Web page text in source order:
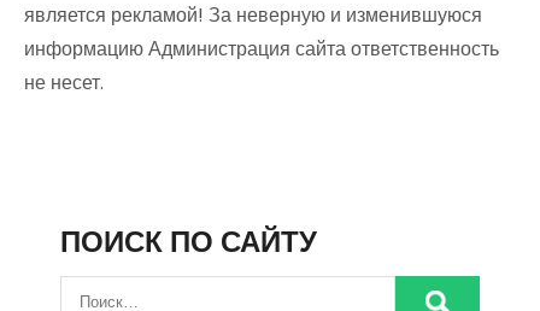
является рекламой! За неверную и изменившуюся
информацию Администрация сайта ответственность
не несет.
ПОИСК ПО САЙТУ